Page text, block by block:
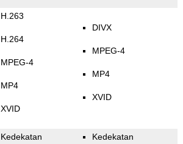
H.263
H.264
MPEG-4
MP4
XVID
DIVX
MPEG-4
MP4
XVID
Kedekatan Kedekatan